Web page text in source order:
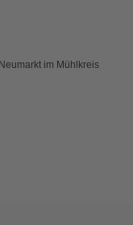
im Mühlkreis